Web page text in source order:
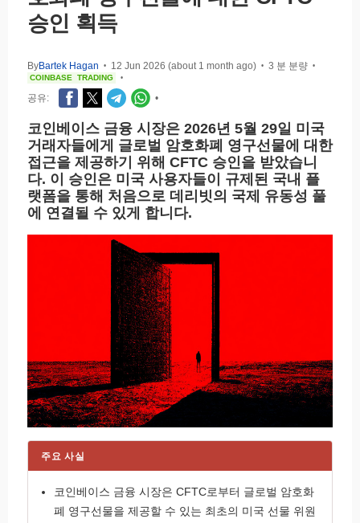
승인 획득
ByBartek Hagan • 12 Jun 2026 (about 1 month ago) • 3 분 분량 •
COINBASE TRADING •
공유: •
코인베이스 금융 시장은 2026년 5월 29일 미국
거래자들에게 글로벌 암호화폐 영구선물에 대한
접근을 제공하기 위해 CFTC 승인을 받았습니
다. 이 승인은 미국 사용자들이 규제된 국내 플
랫폼을 통해 처음으로 데리빗의 국제 유동성 풀
에 연결될 수 있게 합니다.
주요 사실
코인베이스 금융 시장은 CFTC로부터 글로벌 암호화
폐 영구선물을 제공할 수 있는 최초의 미국 선물 위원